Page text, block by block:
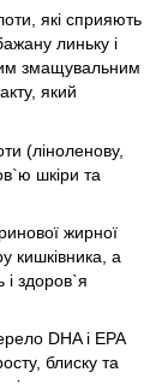
які сприяють
линьку і
змащувальним
який
(ліноленову,
шкіри та
жирної
кишківника, а
і здоров`я
DHA і EPA
блиску та